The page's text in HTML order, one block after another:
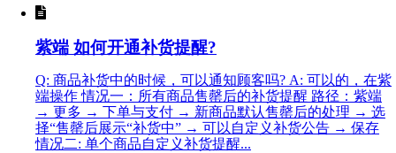
紫端 如何开通补货提醒?
Q: 商品补货中的时候，可以通知顾客吗? A: 可以的，在紫
端操作 情况一：所有商品售罄后的补货提醒 路径：紫端
→ 更多 → 下单与支付 → 新商品默认售罄后的处理 → 选
择“售罄后展示“补货中” → 可以自定义补货公告 → 保存
情况二: 单个商品自定义补货提醒...